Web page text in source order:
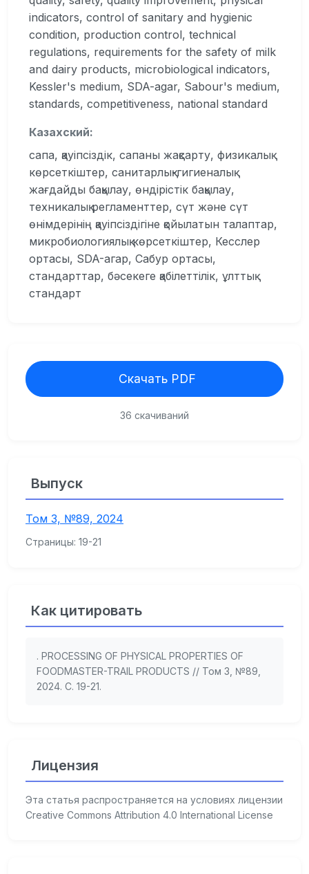
indicators, control of sanitary and hygienic
condition, production control, technical
regulations, requirements for the safety of milk
and dairy products, microbiological indicators,
Kessler's medium, SDA-agar, Sabour's medium,
standards, competitiveness, national standard
Казахский:
сапа, қауіпсіздік, сапаны жақсарту, физикалық
көрсеткіштер, санитарлық-гигиеналық
жағдайды бақылау, өндірістік бақылау,
техникалық регламенттер, сүт және сүт
өнімдерінің қауіпсіздігіне қойылатын талаптар,
микробиологиялық көрсеткіштер, Кесслер
ортасы, SDA-агар, Сабур ортасы,
стандарттар, бәсекеге қабілеттілік, ұлттық
стандарт
Скачать PDF
36 скачиваний
Выпуск
Том 3, №89, 2024
Страницы: 19-21
Как цитировать
. PROCESSING OF PHYSICAL PROPERTIES OF
FOODMASTER-TRAIL PRODUCTS // Том 3, №89,
2024. С. 19-21.
Лицензия
Эта статья распространяется на условиях лицензии
Creative Commons Attribution 4.0 International License